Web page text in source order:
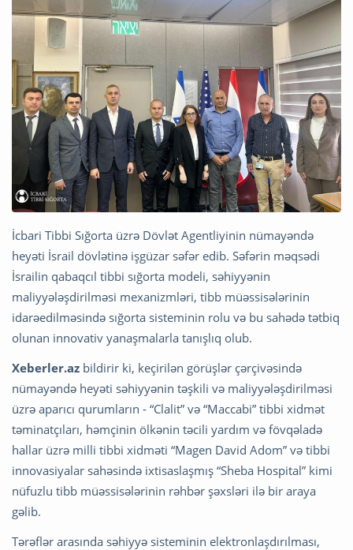
İcbari Tibbi Sığorta üzrə Dövlət Agentliyinin nümayəndə
heyəti İsrail dövlətinə işgüzar səfər edib. Səfərin məqsədi
İsrailin qabaqcıl tibbi sığorta modeli, səhiyyənin
maliyyələşdirilməsi mexanizmləri, tibb müəssisələrinin
idarəedilməsində sığorta sisteminin rolu və bu sahədə tətbiq
olunan innovativ yanaşmalarla tanışlıq olub.
Xeberler.az bildirir ki, keçirilən görüşlər çərçivəsində
nümayəndə heyəti səhiyyənin təşkili və maliyyələşdirilməsi
üzrə aparıcı qurumların - “Clalit” və “Maccabi” tibbi xidmət
təminatçıları, həmçinin ölkənin təcili yardım və fövqəladə
hallar üzrə milli tibbi xidməti “Magen David Adom” və tibbi
innovasiyalar sahəsində ixtisaslaşmış “Sheba Hospital” kimi
nüfuzlu tibb müəssisələrinin rəhbər şəxsləri ilə bir araya
gəlib.
Tərəflər arasında səhiyyə sisteminin elektronlaşdırılması,